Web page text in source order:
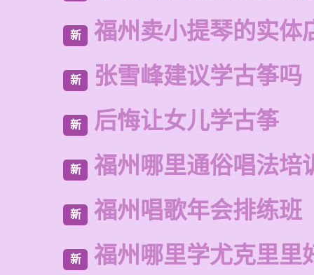
新 福州卖小提琴的实体
新 张雪峰建议学古筝吗
新 后悔让女儿学古筝
新 福州哪里通俗唱法培
新 福州唱歌年会排练班
新 福州哪里学尤克里里